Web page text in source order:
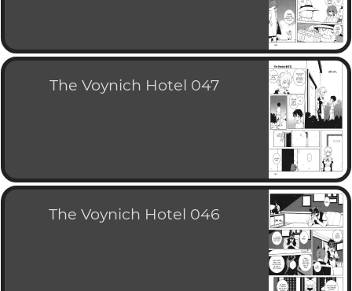
The Voynich Hotel 047
The Voynich Hotel 046